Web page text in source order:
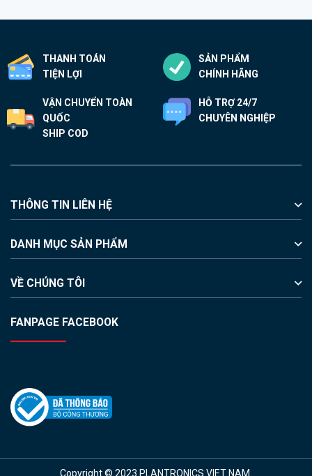
THANH TOÁN
TIỆN LỢI
SẢN PHẨM
CHÍNH HÃNG
VẬN CHUYỂN TOÀN
QUỐC
SHIP COD
HỖ TRỢ 24/7
CHUYÊN NGHIỆP
THÔNG TIN LIÊN HỆ
DANH MỤC SẢN PHẨM
VỀ CHÚNG TÔI
FANPAGE FACEBOOK
Copyright © 2023 PLANTRONICS VIET NAM.